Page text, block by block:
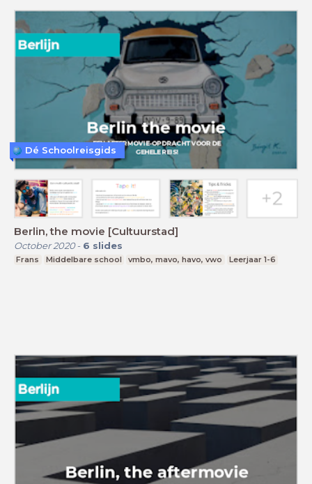
Berlin, the movie [Cultuurstad]
October 2020- 6 slides
Frans Middelbare school vmbo, mavo, havo, vwo Leerjaar 1-6
Dé Schoolreisgids